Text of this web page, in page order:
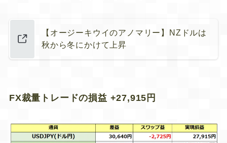
【オージーキウイのアノマリー】NZドルは
秋から冬にかけて上昇
FX裁量トレードの損益 +27,915円